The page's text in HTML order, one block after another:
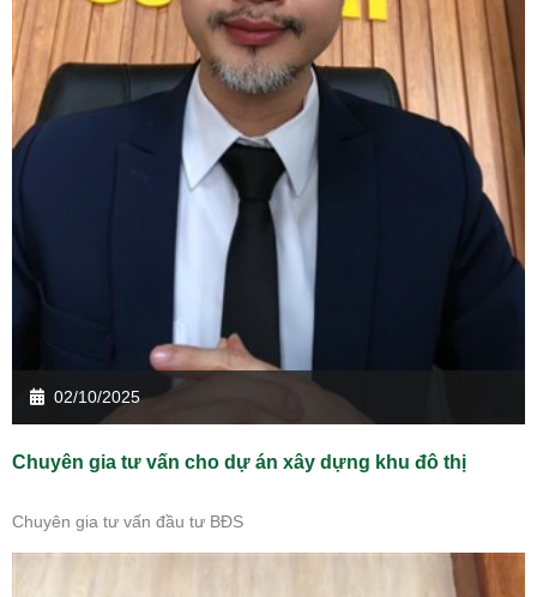
02/10/2025
Chuyên gia tư vấn cho dự án xây dựng khu đô thị
Chuyên gia tư vấn đầu tư BĐS